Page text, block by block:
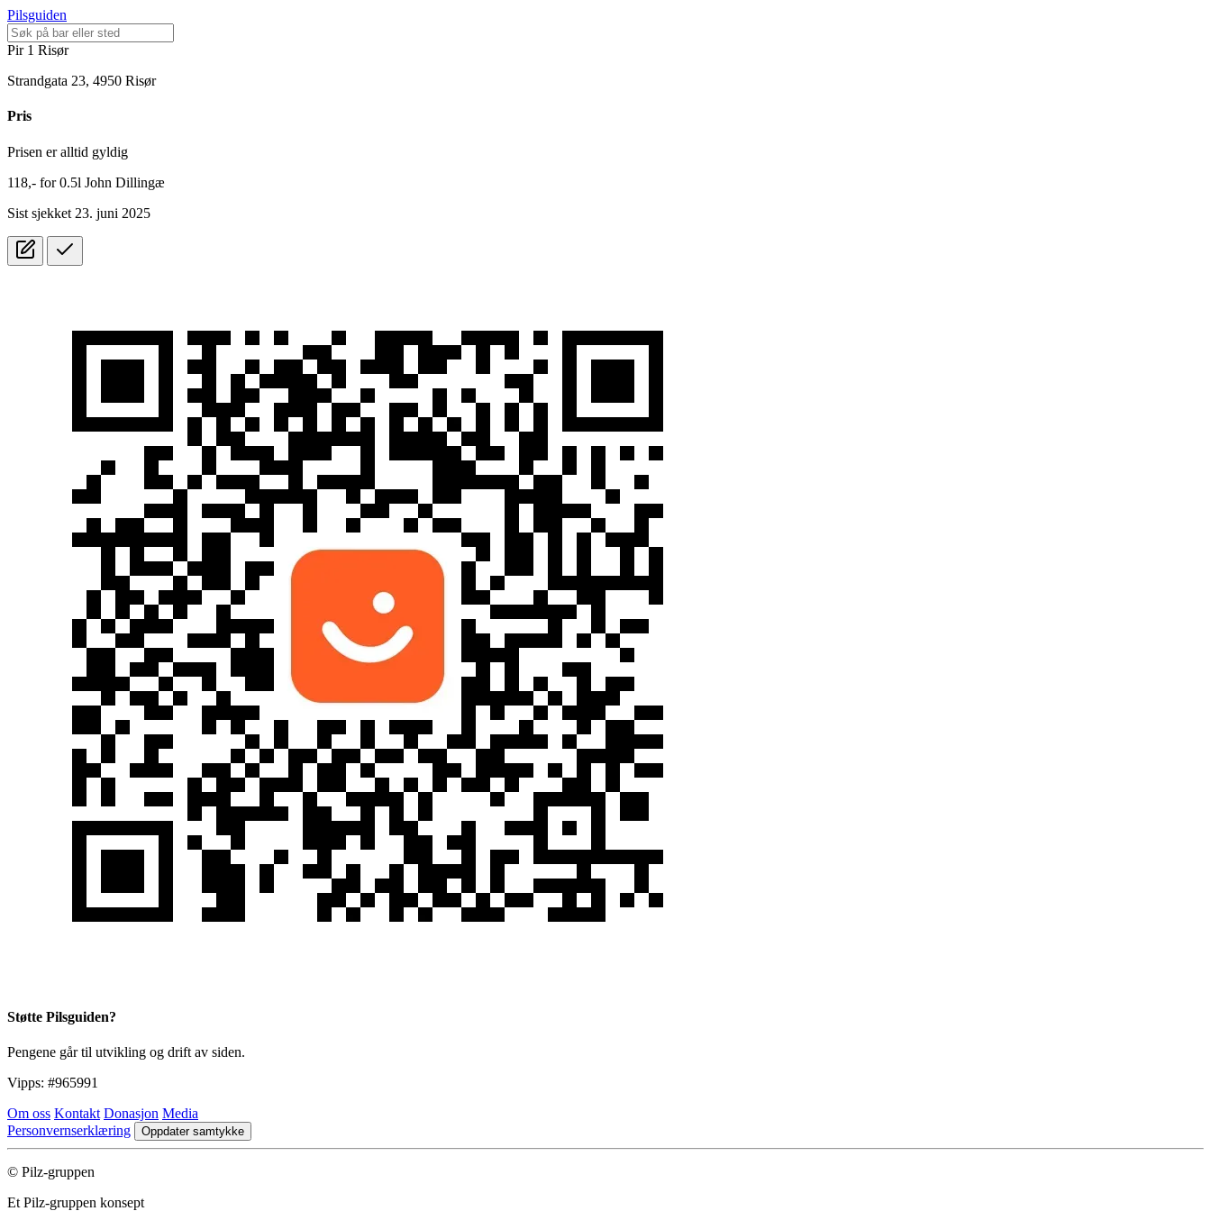
Pilsguiden
Pir 1 Risør
Strandgata 23, 4950 Risør
Pris
Prisen er alltid gyldig
118,- for0.5l John Dillingæ
Sist sjekket 23. juni 2025
Støtte Pilsguiden?
Pengene går til utvikling og drift av siden.
Vipps: #965991
Om oss Kontakt Donasjon Media
Personvernserklæring
Oppdater samtykke
© Pilz-gruppen
Et Pilz-gruppen konsept